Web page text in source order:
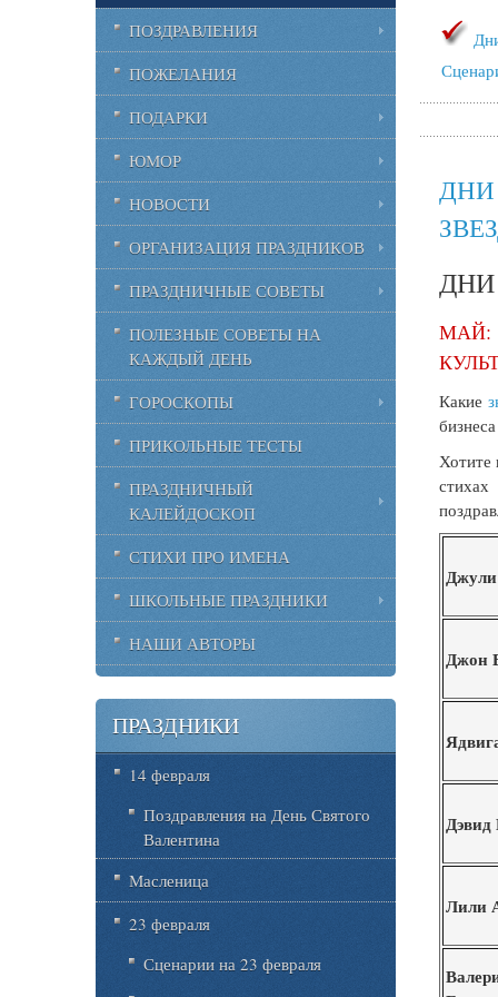
МАЙ:
Какие
Хотите
стихах
Джон
Дэвид
Лили
ПОЗДРАВЛЕНИЯ
ПОЖЕЛАНИЯ
ПОДАРКИ
ЮМОР
НОВОСТИ
ОРГАНИЗАЦИЯ ПРАЗДНИКОВ
ПРАЗДНИЧНЫЕ СОВЕТЫ
ПОЛЕЗНЫЕ СОВЕТЫ НА
КАЖДЫЙ ДЕНЬ
ГОРОСКОПЫ
ПРИКОЛЬНЫЕ ТЕСТЫ
ПРАЗДНИЧНЫЙ
КАЛЕЙДОСКОП
СТИХИ ПРО ИМЕНА
ШКОЛЬНЫЕ ПРАЗДНИКИ
НАШИ АВТОРЫ
ПРАЗДНИКИ
14 февраля
Поздравления на День Святого
Валентина
Масленица
23 февраля
Сценарии на 23 февраля